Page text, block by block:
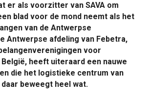
er als voorzitter van SAVA om
blad voor de mond neemt als het
van de Antwerpse
Antwerpse afdeling van Febetra,
voor
heeft uiteraard een nauwe
die het logistieke centrum van
beweegt heel wat.